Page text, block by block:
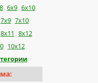
6х9 6х10
7х9 7х10
8х11 8х12
10х12